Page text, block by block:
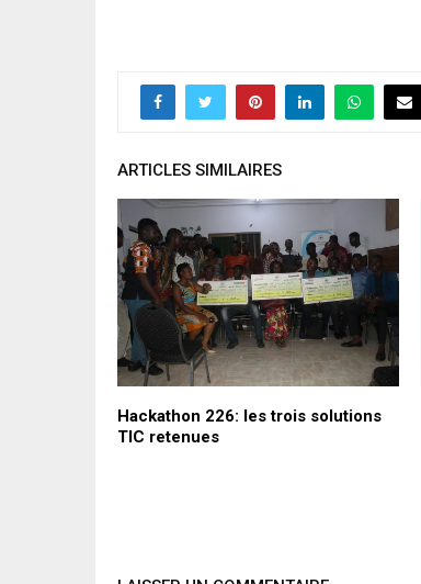
ARTICLES SIMILAIRES
Hackathon 226: les trois solutions
TIC retenues